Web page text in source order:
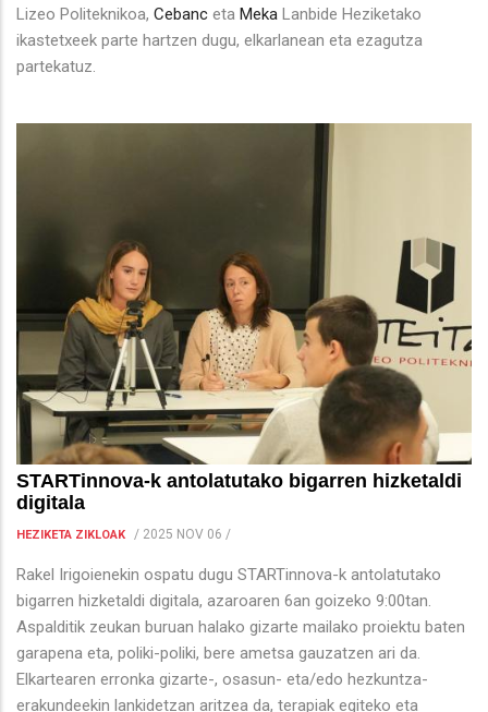
Lizeo Politeknikoa, Cebanc eta Meka Lanbide Heziketako
ikastetxeek parte hartzen dugu, elkarlanean eta ezagutza
partekatuz.
STARTinnova-k antolatutako bigarren hizketaldi
digitala
HEZIKETA ZIKLOAK / 2025 NOV 06 /
Rakel Irigoienekin ospatu dugu STARTinnova-k antolatutako
bigarren hizketaldi digitala, azaroaren 6an goizeko 9:00tan.
Aspalditik zeukan buruan halako gizarte mailako proiektu baten
garapena eta, poliki-poliki, bere ametsa gauzatzen ari da.
Elkartearen erronka gizarte-, osasun- eta/edo hezkuntza-
erakundeekin lankidetzan aritzea da, terapiak egiteko eta